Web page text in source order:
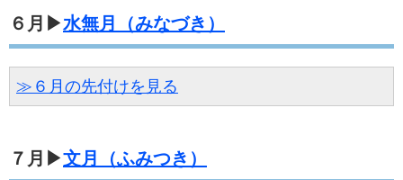
６月▶水無月（みなづき）
≫６月の先付けを見る
７月▶文月（ふみつき）